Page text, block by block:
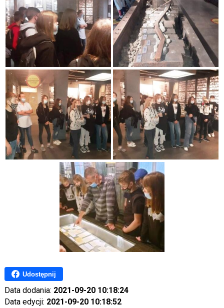
Udostępnij
Data dodania: 2021-09-20 10:18:24
Data edycji: 2021-09-20 10:18:52